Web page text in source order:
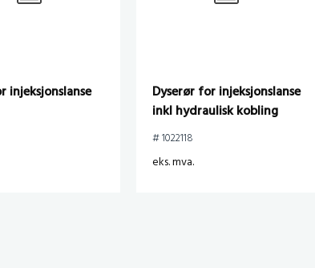
injeksjonslanse
Dyserør for injeksjonslanse
inkl hydraulisk kobling
# 1022118
eks. mva.